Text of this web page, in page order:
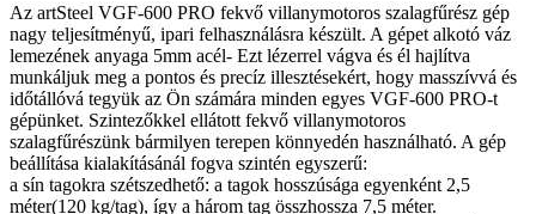
Az artSteel VGF-600 PRO fekvő villanymotoros szalagfűrész gép
nagy teljesítményű, ipari felhasználásra készült. A gépet alkotó váz
lemezének anyaga 5mm acél- Ezt lézerrel vágva és él hajlítva
munkáljuk meg a pontos és precíz illesztésekért, hogy masszívvá és
időtállóvá tegyük az Ön számára minden egyes VGF-600 PRO-t
gépünket. Szintezőkkel ellátott fekvő villanymotoros
szalagfűrészünk bármilyen terepen könnyedén használható. A gép
beállítása kialakításánál fogva szintén egyszerű:
a sín tagokra szétszedhető: a tagok hosszúsága egyenként 2,5
méter(120 kg/tag), így a három tag összhossza 7,5 méter.